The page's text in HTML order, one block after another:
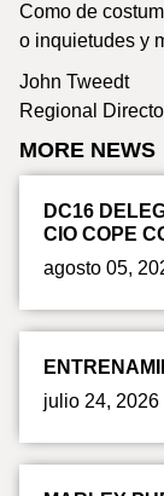
Como de
o inquietudes y
John Tweedt
Regional
MORE NEWS
DC16
CIO COPE
agosto 05,
julio 24, 2026